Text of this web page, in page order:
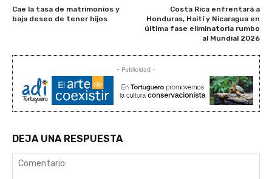
Cae la tasa de matrimonios y
baja deseo de tener hijos
Costa Rica enfrentará a
Honduras, Haití y Nicaragua en
última fase eliminatoria rumbo
al Mundial 2026
- Publicidad -
DEJA UNA RESPUESTA